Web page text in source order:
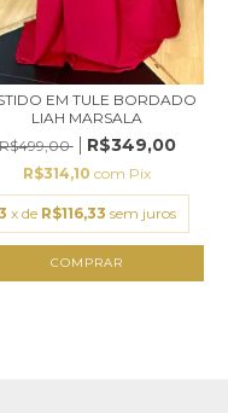
EM TULE BORDADO
LIAH MARSALA
R$349,00
R$314,10 com Pix
x de R$116,33 sem juros
COMPRAR